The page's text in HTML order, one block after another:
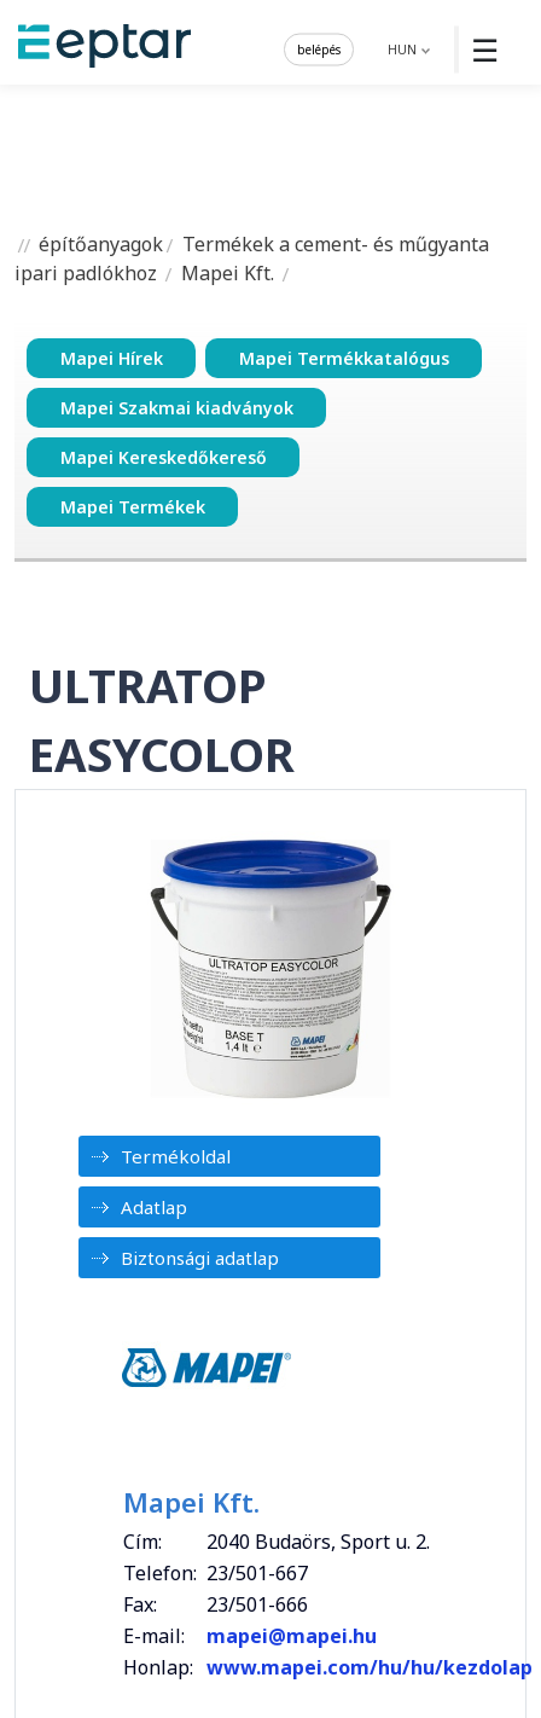
☰
HUN
belépés
építőanyagok
Termékek a cement- és műgyanta
ipari padlókhoz
Mapei Kft.
Mapei Hírek Mapei Termékkatalógus
Mapei Szakmai kiadványok
Mapei Kereskedőkereső
Mapei Termékek
ULTRATOP
EASYCOLOR
Termékoldal
Adatlap
Biztonsági adatlap
Mapei Kft.
Cím:
2040 Budaörs, Sport u. 2.
Telefon: 23/501-667
Fax:
23/501-666
E-mail:
mapei@mapei.hu
Honlap: www.mapei.com/hu/hu/kezdolap